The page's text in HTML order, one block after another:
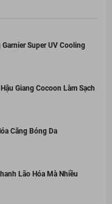
Super UV Cooling
Giang Cocoon Làm Sạch
Căng Bóng Da
Lão Hóa Mà Nhiều